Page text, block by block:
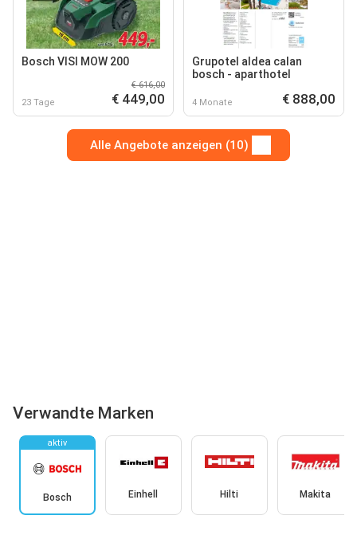
Bosch VISI MOW 200
23 Tage
€ 616,00
€ 449,00
Grupotel aldea calan
bosch - aparthotel
4 Monate € 888,00
Alle Angebote anzeigen (10)
Verwandte Marken
aktiv
Bosch Einhell Hilti Makita